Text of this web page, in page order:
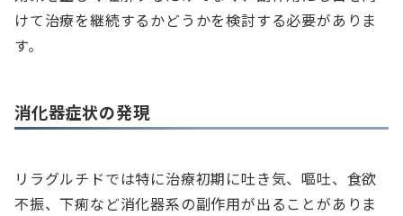
けて治療を継続するかどうかを検討する必要がありま
す。
消化器症状の発現
リラグルチドでは特に治療初期に吐き気、嘔吐、食欲
不振、下痢など消化器系の副作用が出ることがありま